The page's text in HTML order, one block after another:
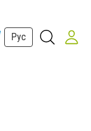
Рус